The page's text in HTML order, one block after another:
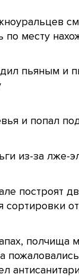
по месту
пьяным и
и попал
из-за лже-
построят
сортировки
полчища